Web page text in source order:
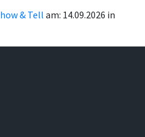
& Tell am: 14.09.2026 in